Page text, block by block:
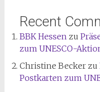
Recent
BBK Hessenzu
zum UNESCO-
Christine Beckerzu
Postkarten zum